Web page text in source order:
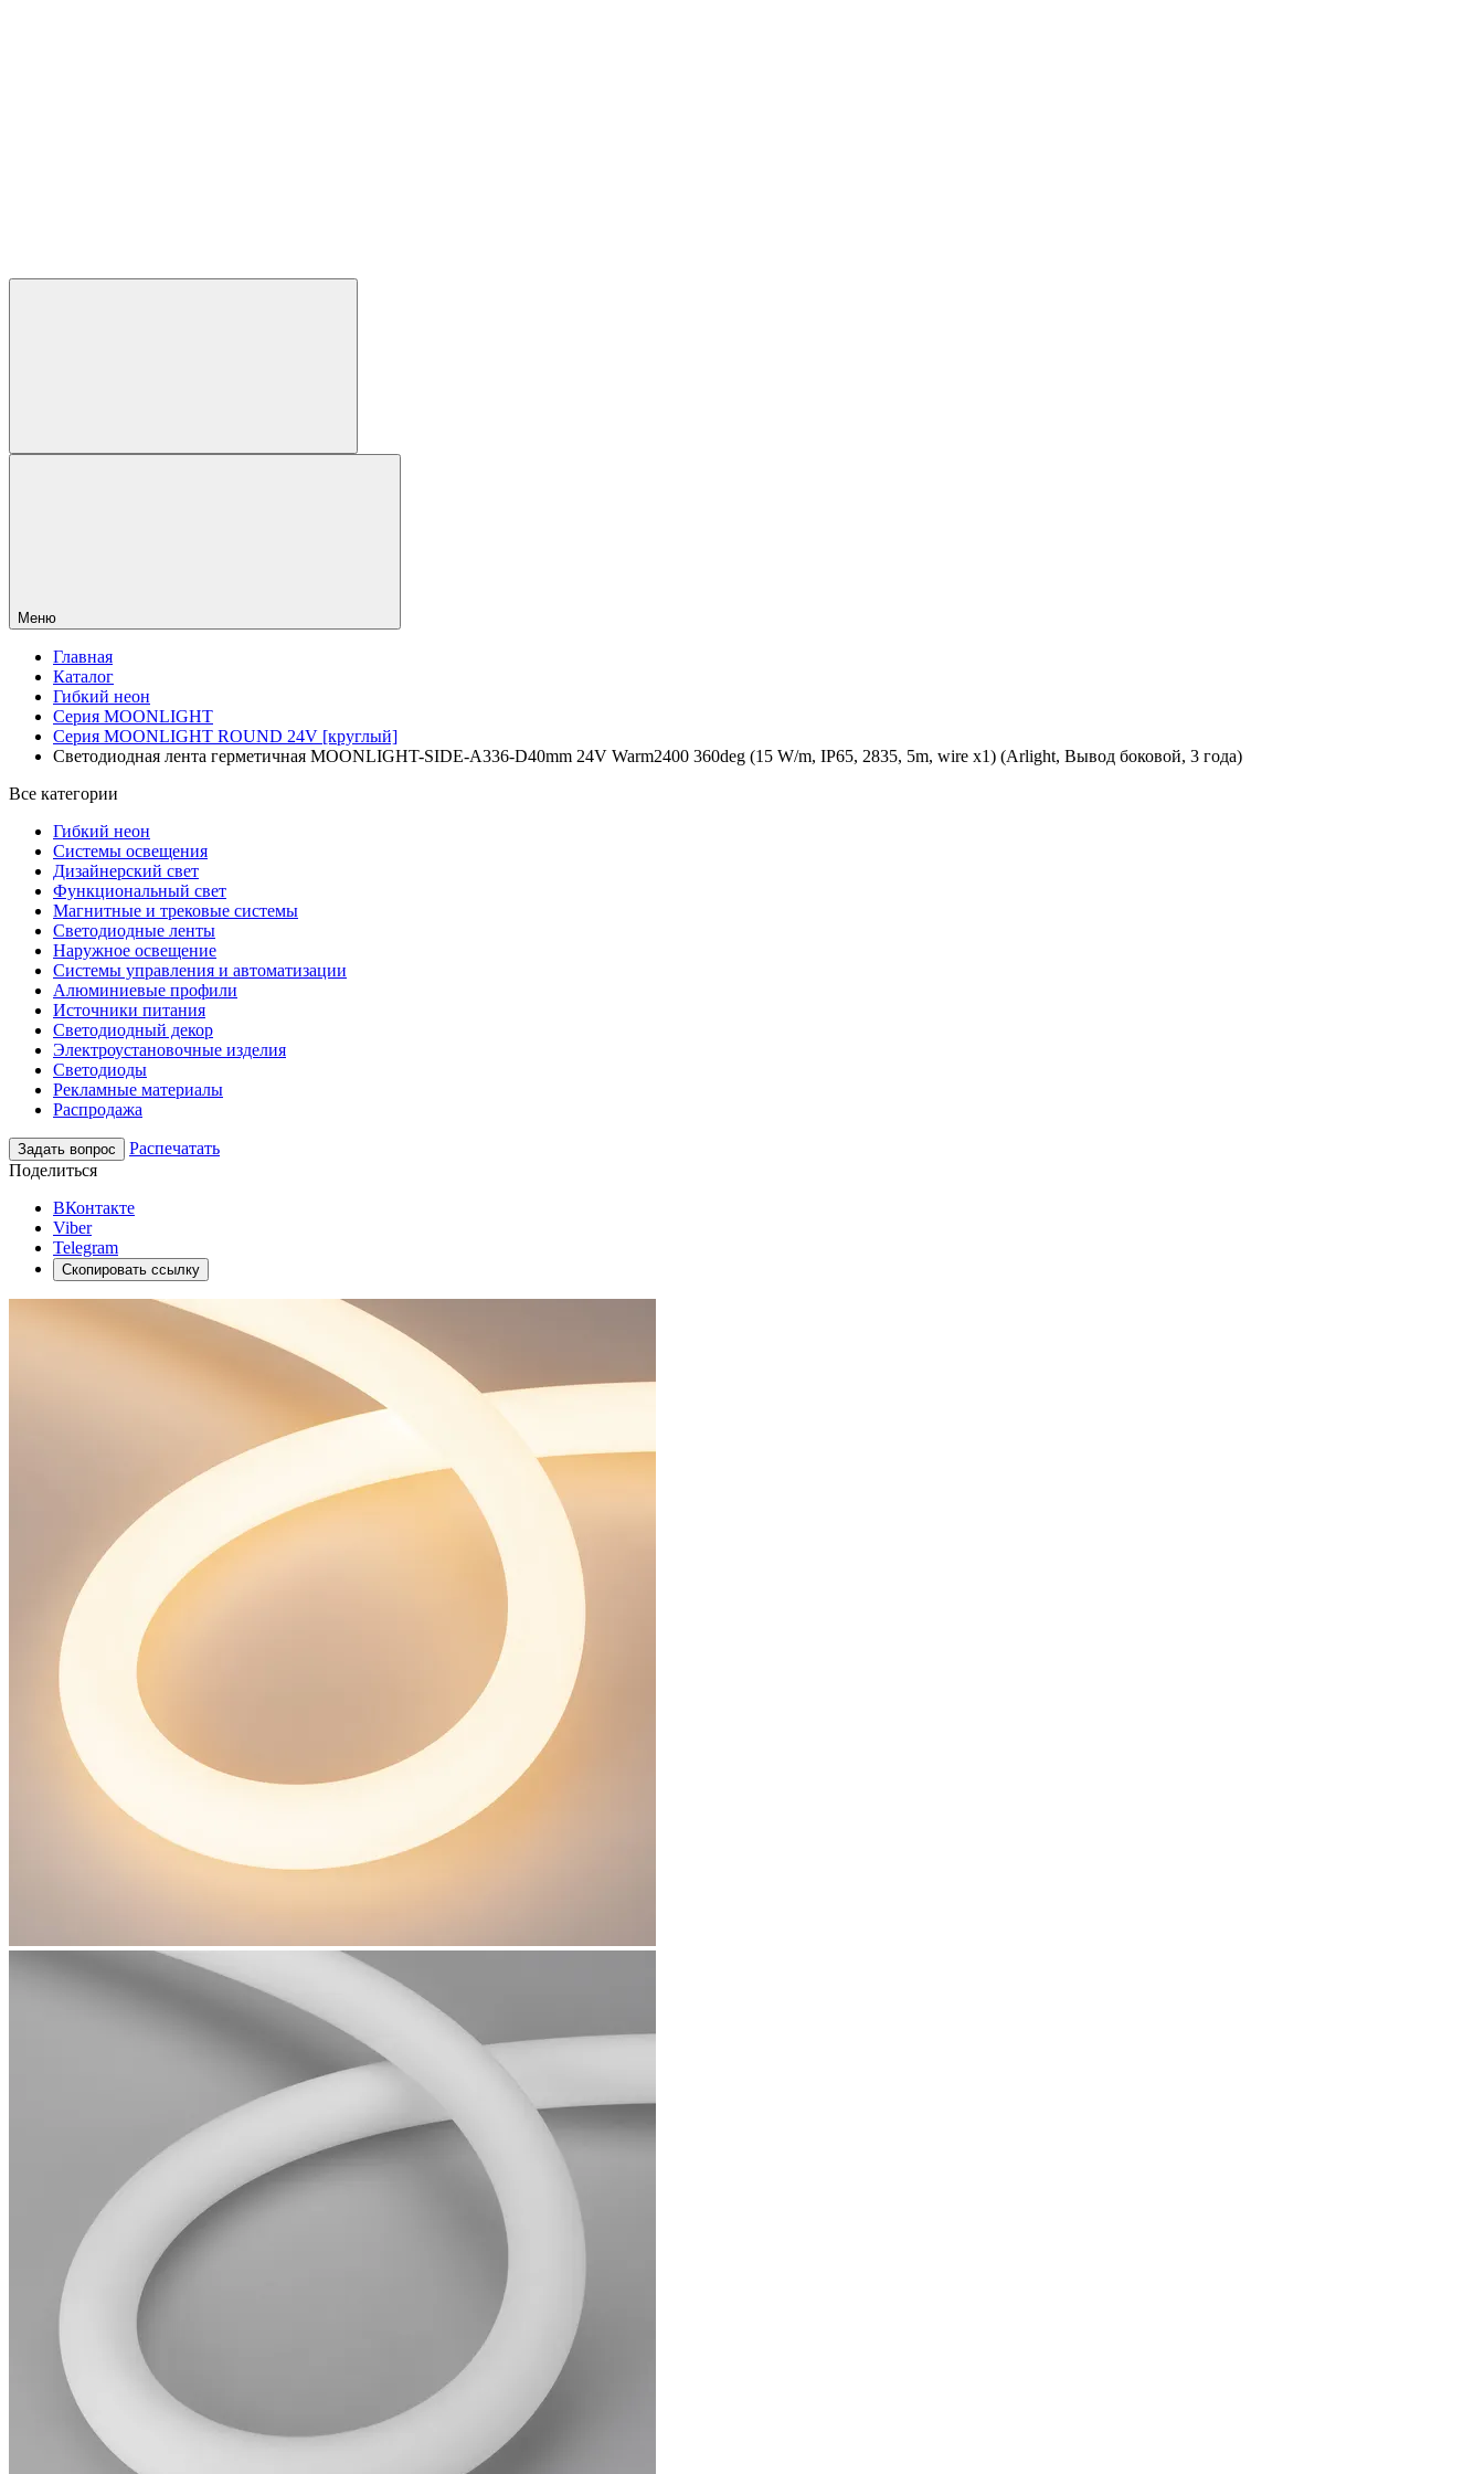
Меню
Главная
Каталог
Гибкий неон
Серия MOONLIGHT
Серия MOONLIGHT ROUND 24V [круглый]
Светодиодная лента герметичная MOONLIGHT-SIDE-A336-D40mm 24V Warm2400 360deg (15 W/m, IP65, 2835, 5m, wire x1) (Arlight, Вывод боковой, 3 года)
Все категории
Гибкий неон
Системы освещения
Дизайнерский свет
Функциональный свет
Магнитные и трековые системы
Светодиодные ленты
Наружное освещение
Системы управления и автоматизации
Алюминиевые профили
Источники питания
Светодиодный декор
Электроустановочные изделия
Светодиоды
Рекламные материалы
Распродажа
Задать вопрос
Распечатать
Поделиться
ВКонтакте
Viber
Telegram
Скопировать ссылку